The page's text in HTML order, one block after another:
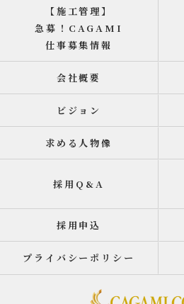
【施工管理】
急募！CAGAMI
仕事募集情報
会社概要
ビジョン
求める人物像
採用Q&A
採用申込
プライバシーポリシー